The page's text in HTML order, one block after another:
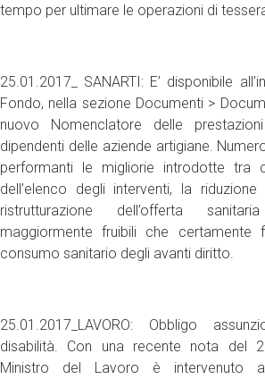
tempo per ultimare le operazioni di
25.01.2017_ SANARTI: E’ disponibile
Fondo, nella sezione Documenti >
nuovo Nomenclatore delle
dipendenti delle aziende artigiane.
performanti le migliorie introdotte tra
dell’elenco degli interventi, la
ristrutturazione dell’offerta
maggiormente fruibili che certamente
consumo sanitario degli avanti diritto.
25.01.2017_LAVORO: Obbligo
disabilità. Con una recente nota del
Ministro del Lavoro è intervenuto